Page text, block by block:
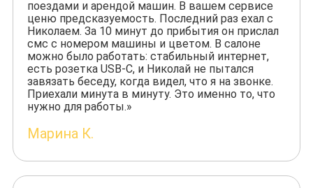
поездами и арендой машин. В вашем сервисе
ценю предсказуемость. Последний раз ехал с
Николаем. За 10 минут до прибытия он прислал
смс с номером машины и цветом. В салоне
можно было работать: стабильный интернет,
есть розетка USB-C, и Николай не пытался
завязать беседу, когда видел, что я на звонке.
Приехали минута в минуту. Это именно то, что
нужно для работы.»
Марина К.